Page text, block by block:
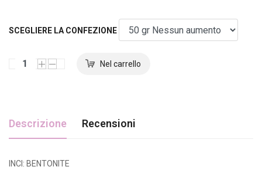
SCEGLIERE LA CONFEZIONE
Descrizione Recensioni
INCI: BENTONITE